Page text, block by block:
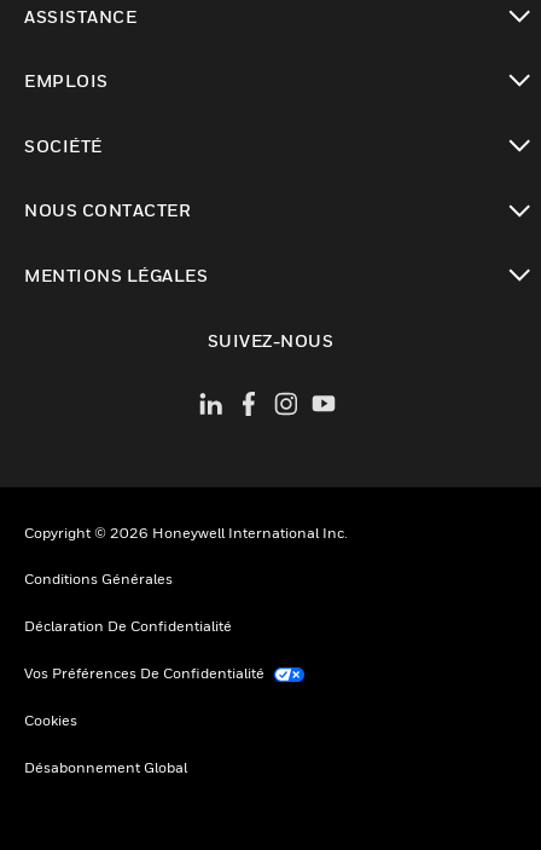
ASSISTANCE
EMPLOIS
SOCIÉTÉ
NOUS CONTACTER
MENTIONS LÉGALES
SUIVEZ-NOUS
Copyright © 2026 Honeywell International Inc.
Conditions Générales
Déclaration De Confidentialité
Vos Préférences De Confidentialité
Cookies
Désabonnement Global